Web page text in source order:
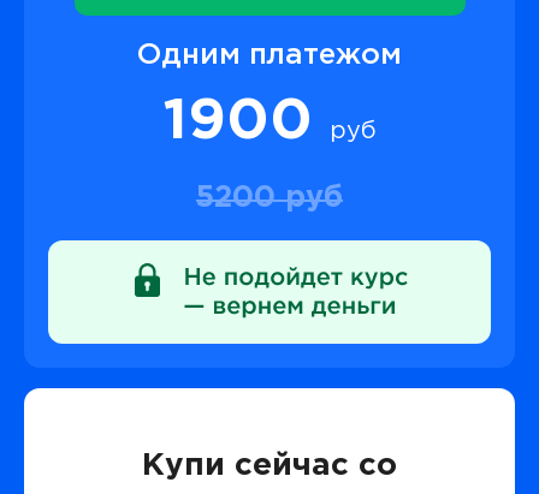
Одним платежом
1900 руб
5200 руб
Купи сейчас со